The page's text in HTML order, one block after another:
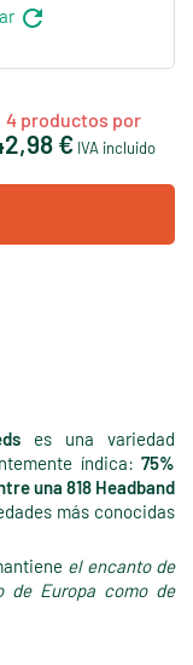
refresh
4productos por
€ IVA incluido
es una variedad
índica: 75%
una 818 Headband
más conocidas
el encanto de
de Europa como de